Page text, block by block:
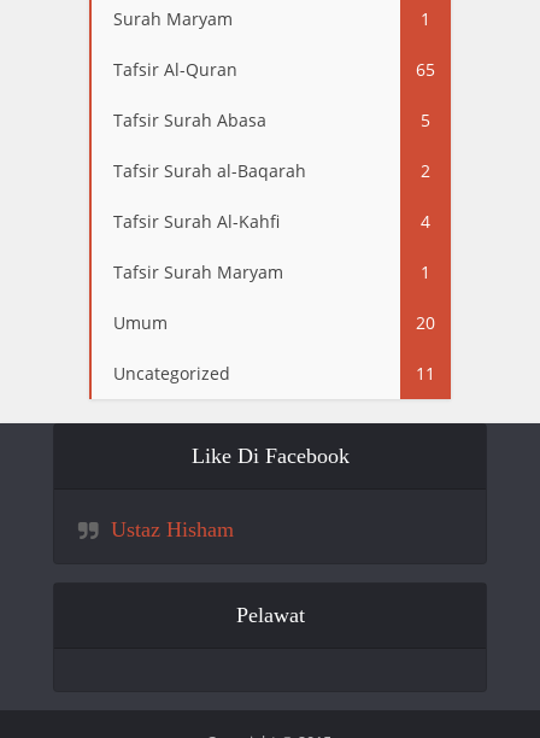
Surah Maryam 1
Tafsir Al-Quran 65
Tafsir Surah Abasa 5
Tafsir Surah al-Baqarah 2
Tafsir Surah Al-Kahfi 4
Tafsir Surah Maryam 1
Umum 20
Uncategorized 11
Like Di Facebook
Ustaz Hisham
Pelawat